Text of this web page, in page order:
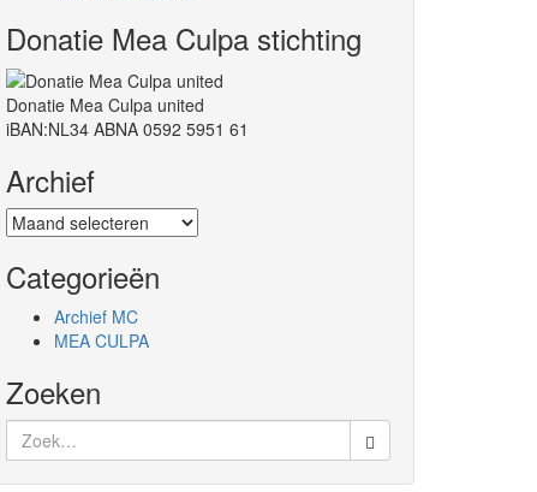
Donatie Mea Culpa stichting
Donatie Mea Culpa united
iBAN:NL34 ABNA 0592 5951 61
Archief
Archief
Categorieën
Archief MC
MEA CULPA
Zoeken
Zoek
naar: